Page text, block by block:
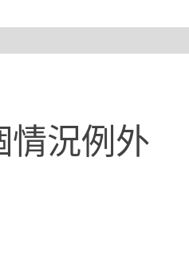
情況例外